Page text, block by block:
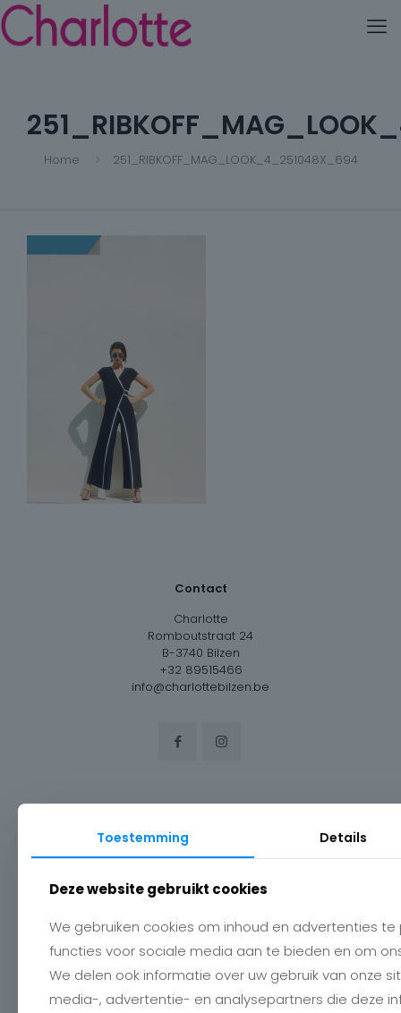
Home 251_RIBKOFF_MAG_LOOK_4_251048X_694
Contact
Charlotte
Romboutstraat 24
B-3740 Bilzen
+32 89515466
info@charlottebilzen.be
Openingsuren
Dinsdag – vrijdag: 09:30 – 18:00
Zondag: Gesloten
KLANTENDIENST
Toestemming Details
Deze website gebruikt cookies
We gebruiken cookies om inhoud en advertenties te
functies voor sociale media aan te bieden en om
We delen ook informatie over uw gebruik van onze
media-, advertentie- en analysepartners die deze